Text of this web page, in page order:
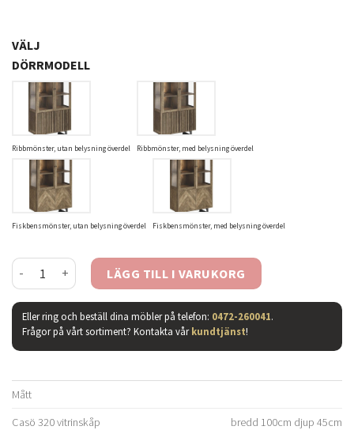
VÄLJ
DÖRRMODELL
Ribbmönster, utan belysning överdel Ribbmönster, med belysning överdel
Fiskbensmönster, utan belysning överdel Fiskbensmönster, med belysning överdel
Casö 230 vitrinskåp smoked mängd
LÄGG TILL I VARUKORG
Eller ring och beställ dina möbler på telefon: 0472-260041.
Frågor på vårt sortiment? Kontakta vårkundtjänst!
Mått
Casö 320 vitrinskåp
bredd 100cm djup 45cm